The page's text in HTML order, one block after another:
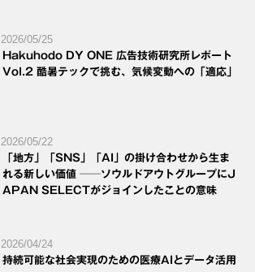
2026/05/25
Hakuhodo DY ONE 広告技術研究所レポート
Vol.2 酷暑テックで挑む、気候変動への「適応」
2026/05/22
「地方」「SNS」「AI」の掛け合わせから生ま
れる新しい価値 ──ソウルドアウトグループにJ
APAN SELECTがジョインしたことの意味
2026/04/24
持続可能な社会実現のための医療AIとデータ活用